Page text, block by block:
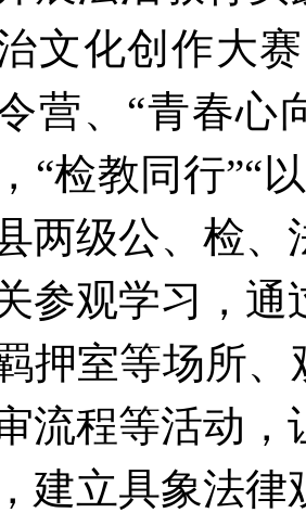
文化创作大
营、 “青春心
， “检教同行”“
两级公、检、
参观学习，
押室等场所
流程等活动，
，建立具象法